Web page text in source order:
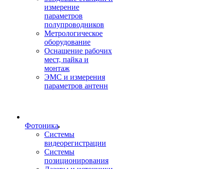
измерение
параметров
полупроводников
Метрологическое
оборудование
Оснащение рабочих
мест, пайка и
монтаж
ЭМС и измерения
параметров антенн
Фотоника
Cистемы
видеорегистрации
Системы
позиционирования